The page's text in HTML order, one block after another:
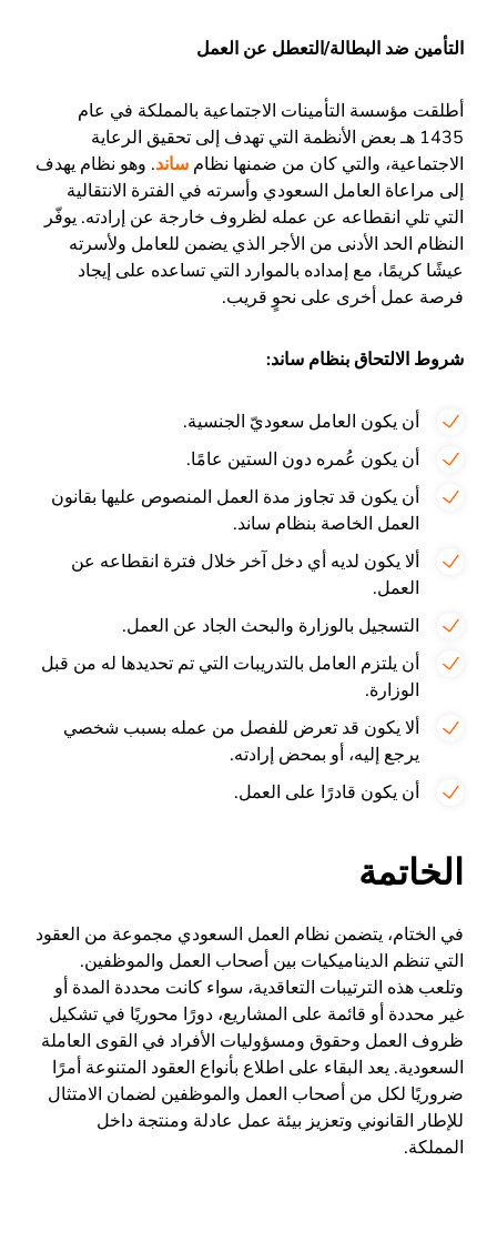
التأمين ضد البطالة/التعطل عن العمل
أطلقت مؤسسة التأمينات الاجتماعية بالمملكة في عام
1435 هـ بعض الأنظمة التي تهدف إلى تحقيق الرعاية
الاجتماعية، والتي كان من ضمنها نظام ساند. وهو نظام يهدف
إلى مراعاة العامل السعودي وأسرته في الفترة الانتقالية
التي تلي انقطاعه عن عمله لظروف خارجة عن إرادته. يوفّر
النظام الحد الأدنى من الأجر الذي يضمن للعامل ولأسرته
عيشًا كريمًا، مع إمداده بالموارد التي تساعده على إيجاد
فرصة عمل أخرى على نحوٍ قريب.
شروط الالتحاق بنظام ساند:
أن يكون العامل سعوديّ الجنسية.
أن يكون عُمره دون الستين عامًا.
أن يكون قد تجاوز مدة العمل المنصوص عليها بقانون
العمل الخاصة بنظام ساند.
ألا يكون لديه أي دخل آخر خلال فترة انقطاعه عن
العمل.
التسجيل بالوزارة والبحث الجاد عن العمل.
أن يلتزم العامل بالتدريبات التي تم تحديدها له من قبل
الوزارة.
ألا يكون قد تعرض للفصل من عمله بسبب شخصي
يرجع إليه، أو بمحض إرادته.
أن يكون قادرًا على العمل.
الخاتمة
في الختام، يتضمن نظام العمل السعودي مجموعة من العقود
التي تنظم الديناميكيات بين أصحاب العمل والموظفين.
وتلعب هذه الترتيبات التعاقدية، سواء كانت محددة المدة أو
غير محددة أو قائمة على المشاريع، دورًا محوريًا في تشكيل
ظروف العمل وحقوق ومسؤوليات الأفراد في القوى العاملة
السعودية. يعد البقاء على اطلاع بأنواع العقود المتنوعة أمرًا
ضروريًا لكل من أصحاب العمل والموظفين لضمان الامتثال
للإطار القانوني وتعزيز بيئة عمل عادلة ومنتجة داخل
المملكة.